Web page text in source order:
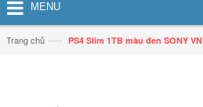
MENU
Trang chủ —› PS4 Slim 1TB màu đen SONY VN